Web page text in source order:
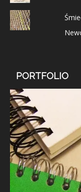
PORTFOLIO